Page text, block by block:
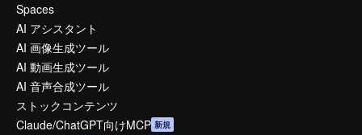
Spaces
AI アシスタント
AI 画像生成ツール
AI 動画生成ツール
AI 音声合成ツール
ストックコンテンツ
Claude/ChatGPT向けMCP 新規